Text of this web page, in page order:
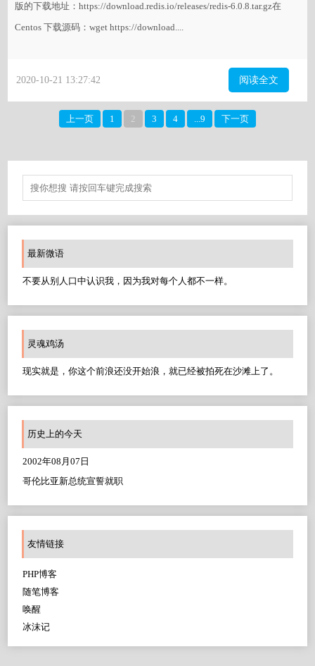
版的下载地址：https://download.redis.io/releases/redis-6.0.8.tar.gz在
Centos 下载源码：wget https://download....
2020-10-21 13:27:42 阅读全文
上一页 1 2 3 4 ...9 下一页
最新微语
不要从别人口中认识我，因为我对每个人都不一样。
灵魂鸡汤
现实就是，你这个前浪还没开始浪，就已经被拍死在沙滩上了。
历史上的今天
2002年08月07日
哥伦比亚新总统宣誓就职
友情链接
PHP博客
随笔博客
唤醒
冰沫记